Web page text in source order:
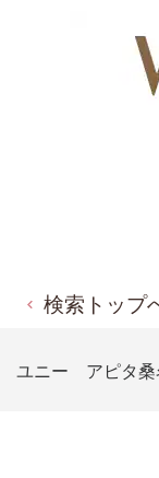
検索トップ
ユニー アピタ桑